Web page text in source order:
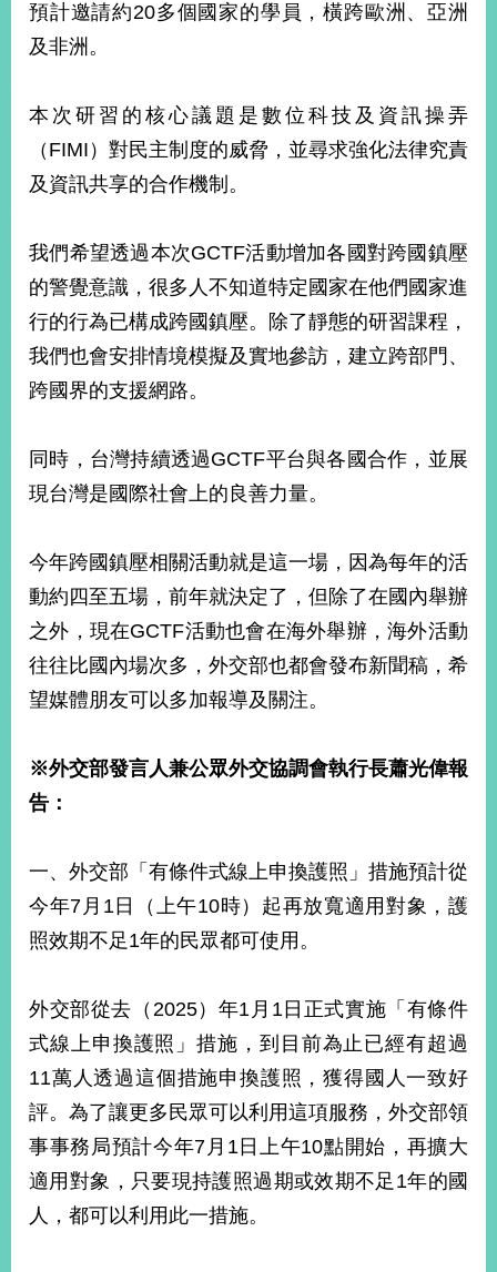
APPYouTube
RSS
府
站
資
放
宣
告
隱
私
權
及
資
全
策
無
障
礙
說
明
絡
們
預計邀請約20多個國家的學員，橫跨歐洲、亞洲
及非洲。
本次研習的核心議題是數位科技及資訊操弄
（FIMI）對民主制度的威脅，並尋求強化法律究責
及資訊共享的合作機制。
我們希望透過本次GCTF活動增加各國對跨國鎮壓
的警覺意識，很多人不知道特定國家在他們國家進
行的行為已構成跨國鎮壓。除了靜態的研習課程，
我們也會安排情境模擬及實地參訪，建立跨部門、
跨國界的支援網路。
同時，台灣持續透過GCTF平台與各國合作，並展
現台灣是國際社會上的良善力量。
今年跨國鎮壓相關活動就是這一場，因為每年的活
動約四至五場，前年就決定了，但除了在國內舉辦
之外，現在GCTF活動也會在海外舉辦，海外活動
往往比國內場次多，外交部也都會發布新聞稿，希
望媒體朋友可以多加報導及關注。
※外交部發言人兼公眾外交協調會執行長蕭光偉報
告：
一、外交部「有條件式線上申換護照」措施預計從
今年7月1日（上午10時）起再放寬適用對象，護
照效期不足1年的民眾都可使用。
外交部從去（2025）年1月1日正式實施「有條件
式線上申換護照」措施，到目前為止已經有超過
11萬人透過這個措施申換護照，獲得國人一致好
評。為了讓更多民眾可以利用這項服務，外交部領
事事務局預計今年7月1日上午10點開始，再擴大
適用對象，只要現持護照過期或效期不足1年的國
人，都可以利用此一措施。